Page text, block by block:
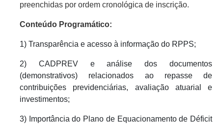
preenchidas por ordem cronológica de inscrição.
Conteúdo Programático:
1) Transparência e acesso à informação do RPPS;
2) CADPREV e análise dos documentos
(demonstrativos) relacionados ao repasse de
contribuições previdenciárias, avaliação atuarial e
investimentos;
3) Importância do Plano de Equacionamento de Déficit